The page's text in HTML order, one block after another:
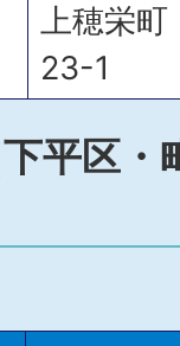
上穂栄町
23-1
平区・